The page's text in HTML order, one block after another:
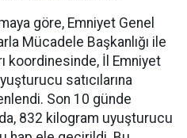
göre, Emniyet Genel
Mücadele Başkanlığı ile
koordinesinde, İl Emniyet
satıcılarına
Son 10 günde
832 kilogram uyuşturucu